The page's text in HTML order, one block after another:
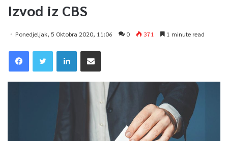
Izvod iz CBS
Ponedjeljak, 5 Oktobra 2020, 11:06 0 371 1 minute read